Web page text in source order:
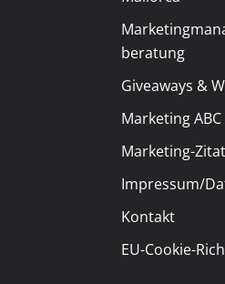
beratung
Giveaways &
Marketing ABC
Marketing-
Impressum/
Kontakt
EU-Cookie-